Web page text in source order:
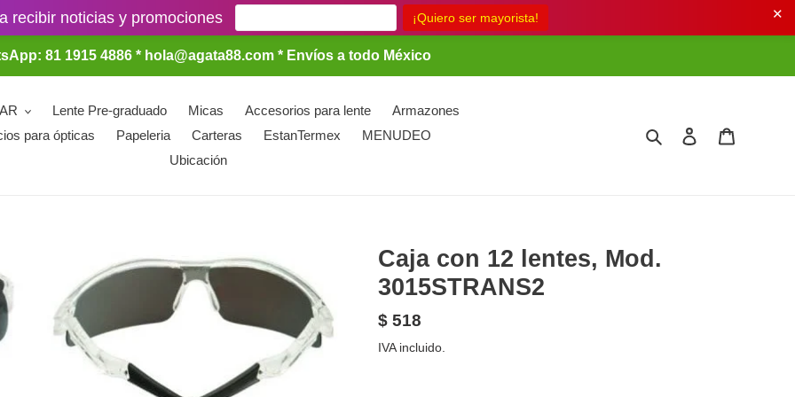
recibir noticias y promociones ✕
81 1915 4886 * hola@agata88.com * Envíos a todo México
Lente Pre-graduado Micas Accesorios para lente
Armazones
para ópticas
Papeleria Carteras EstanTermex
MENUDEO
Ubicación
Buscar Ingresar
Caja con 12 lentes, Mod.
3015STRANS2
Precio
habitual
$ 518
IVA incluido.